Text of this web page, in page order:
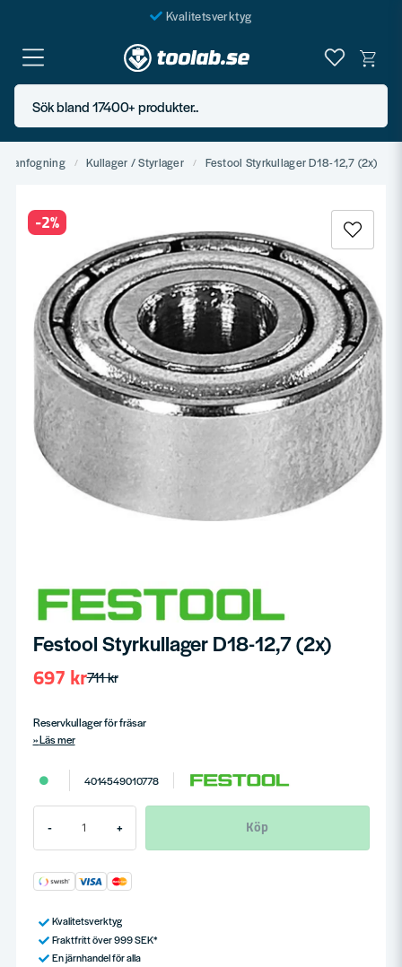
Kvalitetsverktyg
Fraktfritt över 999 SEK*
En järnhandel för alla
Butik i Göteborg
Sök bland 17400+ produkter..
Kullager / Styrlager Festool Styrkullager D18-12,7 (2x)
-2%
Festool Styrkullager D18-12,7 (2x)
711 kr
697 kr
Reservkullager för fräsar
Läs mer
4014549010778
- + Köp
Kvalitetsverktyg
Fraktfritt över 999 SEK*
En järnhandel för alla